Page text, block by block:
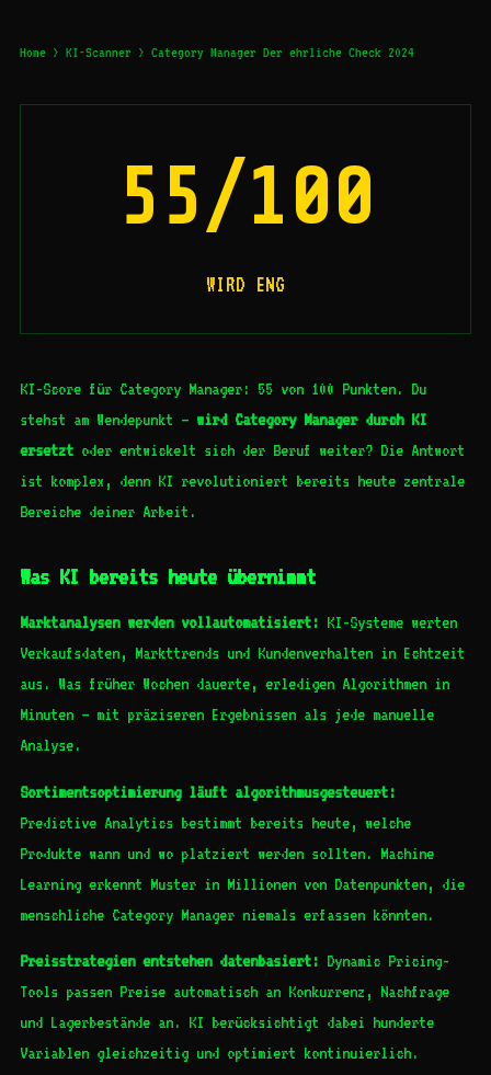
Home > KI-Scanner > Category Manager Der ehrliche Check 2024
55/100
WIRD ENG
KI-Score für Category Manager: 55 von 100 Punkten. Du
stehst am Wendepunkt – wird Category Manager durch KI
ersetzt oder entwickelt sich der Beruf weiter? Die Antwort
ist komplex, denn KI revolutioniert bereits heute zentrale
Bereiche deiner Arbeit.
Was KI bereits heute übernimmt
Marktanalysen werden vollautomatisiert: KI-Systeme werten
Verkaufsdaten, Markttrends und Kundenverhalten in Echtzeit
aus. Was früher Wochen dauerte, erledigen Algorithmen in
Minuten – mit präziseren Ergebnissen als jede manuelle
Analyse.
Sortimentsoptimierung läuft algorithmusgesteuert:
Predictive Analytics bestimmt bereits heute, welche
Produkte wann und wo platziert werden sollten. Machine
Learning erkennt Muster in Millionen von Datenpunkten, die
menschliche Category Manager niemals erfassen könnten.
Preisstrategien entstehen datenbasiert: Dynamic Pricing-
Tools passen Preise automatisch an Konkurrenz, Nachfrage
und Lagerbestände an. KI berücksichtigt dabei hunderte
Variablen gleichzeitig und optimiert kontinuierlich.